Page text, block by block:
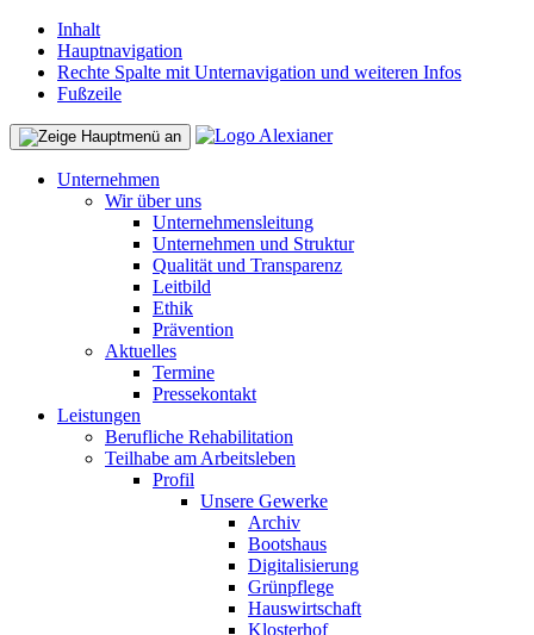
Inhalt
Hauptnavigation
Rechte Spalte mit Unternavigation und weiteren Infos
Fußzeile
Unternehmen
Wir über uns
Unternehmensleitung
Unternehmen und Struktur
Qualität und Transparenz
Leitbild
Ethik
Prävention
Aktuelles
Termine
Pressekontakt
Leistungen
Berufliche Rehabilitation
Teilhabe am Arbeitsleben
Profil
Unsere Gewerke
Archiv
Bootshaus
Digitalisierung
Grünpflege
Hauswirtschaft
Klosterhof